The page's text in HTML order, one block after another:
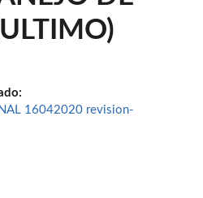
16042020 revision-